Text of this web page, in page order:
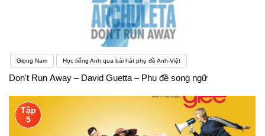
Giọng Nam Học tiếng Anh qua bài hát phụ đề Anh-Việt
Don't Run Away – David Guetta – Phụ đề song ngữ
Tập
5